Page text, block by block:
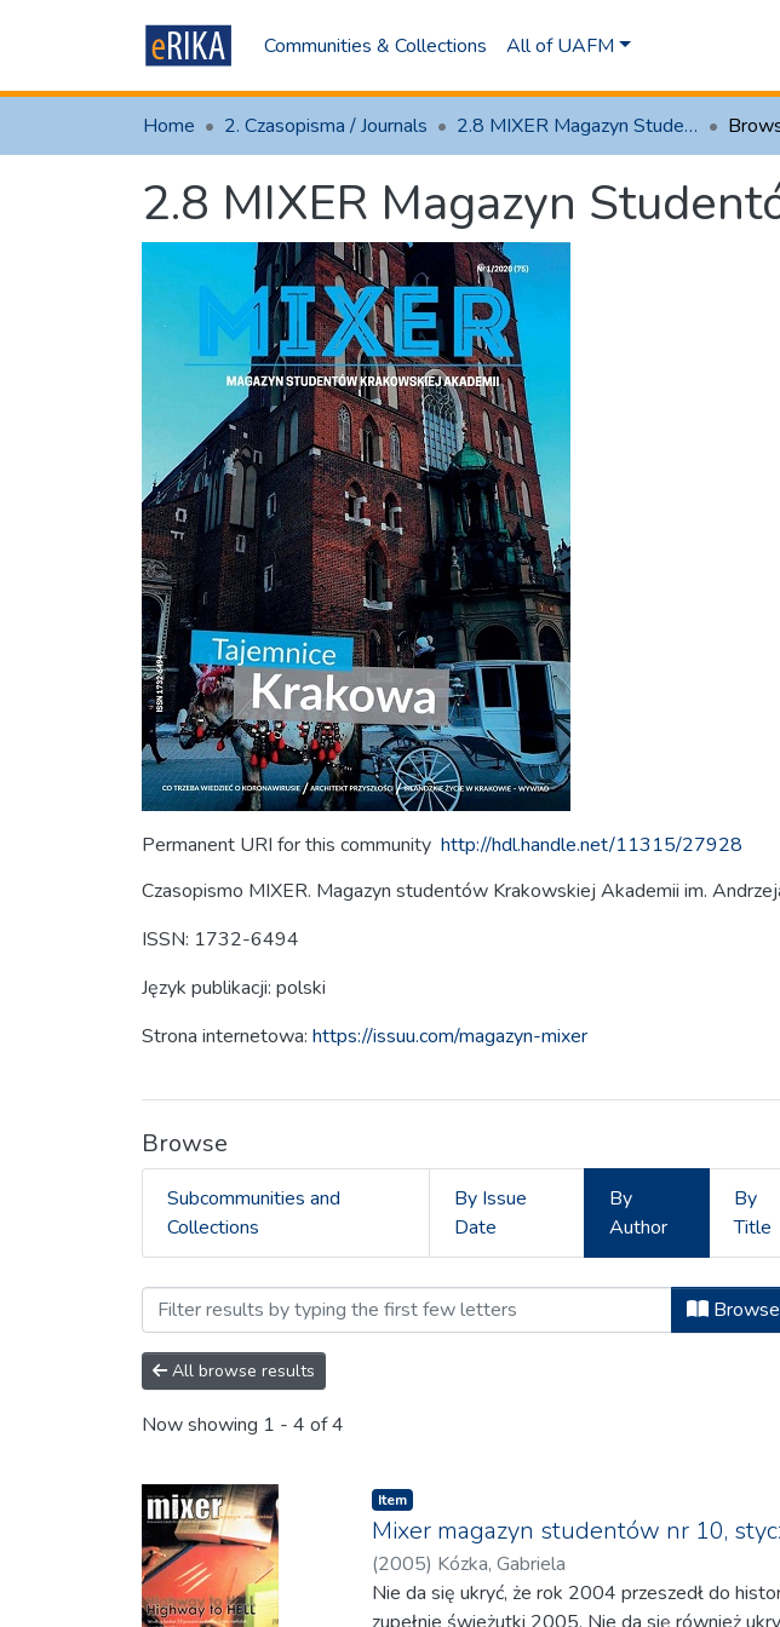
Communities & Collections All of UAFM
Home 2. Czasopisma / Journals 2.8 MIXER Magazyn Studentów
2.8 MIXER Magazyn
Permanent URI for this community http://hdl.handle.net/11315/27928
Czasopismo MIXER. Magazyn studentów Krakowskiej Akademii im.
ISSN: 1732-6494
Język publikacji: polski
Strona internetowa: https://issuu.com/magazyn-mixer
Browse
Subcommunities and
Collections
By Issue
Date
By
Author
By
Title
Browsing 2.8 MIXER Magazyn Studentów
Browse
All browse results
Now showing 1 - 4 of 4
Item
Mixer magazyn studentów nr 10,
(2005) Kózka, Gabriela
Nie da się ukryć, że rok 2004 przeszedł do